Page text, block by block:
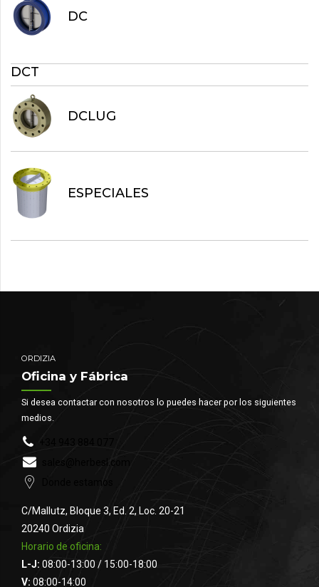
DC
DCT
DCLUG
ESPECIALES
ORDIZIA
Oficina y Fábrica
Si desea contactar con nosotros lo puedes hacer por los siguientes
medios.
+34 943 884 077
sales@herbesl.com
Donde estamos
C/Mallutz, Bloque 3, Ed. 2, Loc. 20-21
20240 Ordizia
Horario de oficina:
L-J: 08:00-13:00 / 15:00-18:00
V: 08:00-14:00